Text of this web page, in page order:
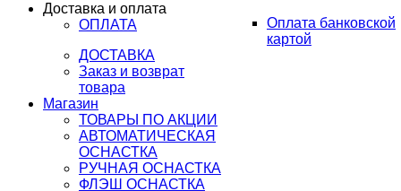
Доставка и оплата
ОПЛАТА
Оплата банковской
картой
ДОСТАВКА
Заказ и возврат
товара
Магазин
ТОВАРЫ ПО АКЦИИ
АВТОМАТИЧЕСКАЯ
ОСНАСТКА
РУЧНАЯ ОСНАСТКА
ФЛЭШ ОСНАСТКА